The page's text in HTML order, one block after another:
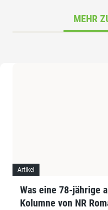
MEHR
Artikel
Was eine 78-jährige
Kolumne von NR